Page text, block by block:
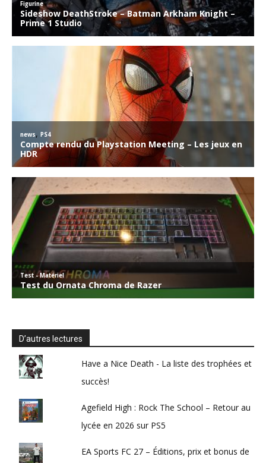
D’autres lectures
Have a Nice Death - La liste des trophées et
succès!
Agefield High : Rock The School – Retour au
lycée en 2026 sur PS5
EA Sports FC 27 – Éditions, prix et bonus de